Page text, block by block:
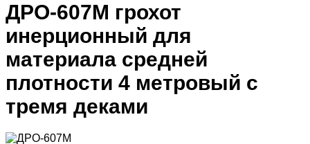
ДРО-607М грохот
инерционный для
материала средней
плотности 4 метровый с
тремя деками